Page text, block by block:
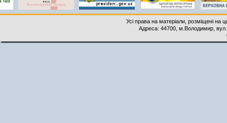
Усі права на матеріали, розміщені на
Адреса: 44700, м.Володимир,